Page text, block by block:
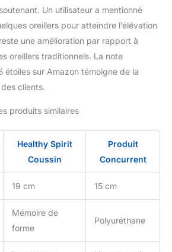
Un utilisateur a mentionné
oreillers pour atteindre l’élévation
une amélioration par rapport à
oreillers traditionnels. La note
étoiles sur Amazon témoigne de la
clients.
produits similaires
Healthy Spirit
Coussin
Produit
Concurrent
19 cm 15 cm
Mémoire de
forme
Polyuréthane